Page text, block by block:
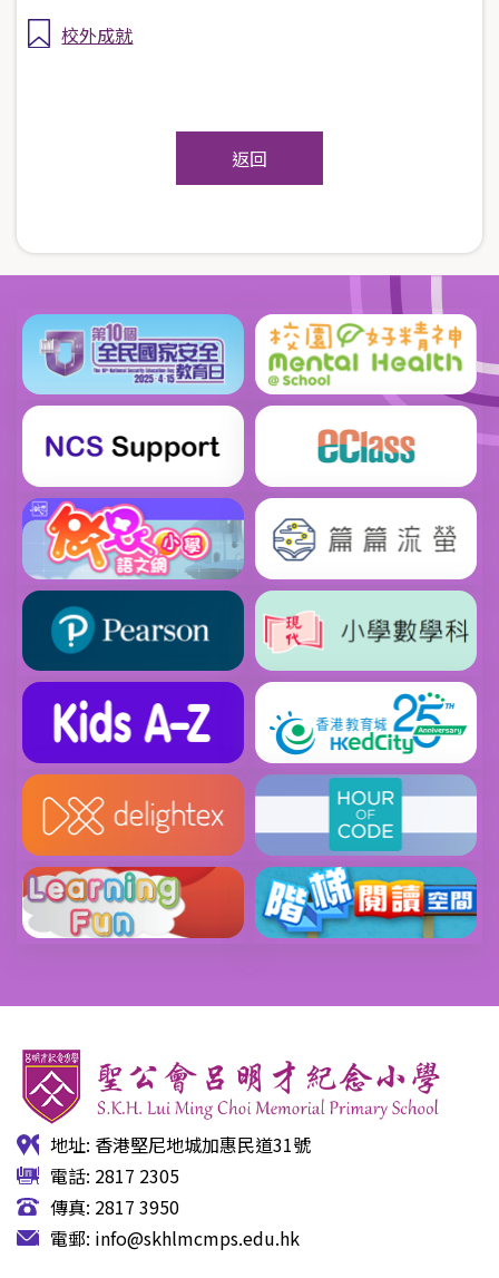
校外成就
返回
地址: 香港堅尼地城加惠民道31號
電話: 2817 2305
傳真: 2817 3950
電郵: info@skhlmcmps.edu.hk